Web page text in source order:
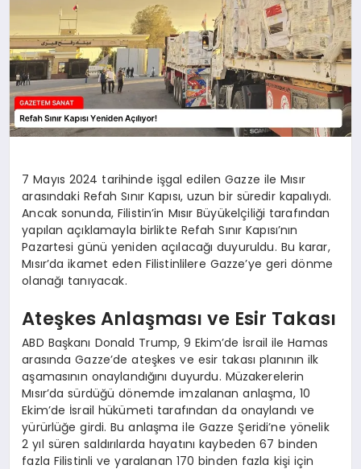
7 Mayıs 2024 tarihinde işgal edilen Gazze ile Mısır
arasındaki Refah Sınır Kapısı, uzun bir süredir kapalıydı.
Ancak sonunda, Filistin’in Mısır Büyükelçiliği tarafından
yapılan açıklamayla birlikte Refah Sınır Kapısı’nın
Pazartesi günü yeniden açılacağı duyuruldu. Bu karar,
Mısır’da ikamet eden Filistinlilere Gazze’ye geri dönme
olanağı tanıyacak.
Ateşkes Anlaşması ve Esir Takası
ABD Başkanı Donald Trump, 9 Ekim’de İsrail ile Hamas
arasında Gazze’de ateşkes ve esir takası planının ilk
aşamasının onaylandığını duyurdu. Müzakerelerin
Mısır’da sürdüğü dönemde imzalanan anlaşma, 10
Ekim’de İsrail hükümeti tarafından da onaylandı ve
yürürlüğe girdi. Bu anlaşma ile Gazze Şeridi’ne yönelik
2 yıl süren saldırılarda hayatını kaybeden 67 binden
fazla Filistinli ve yaralanan 170 binden fazla kişi için